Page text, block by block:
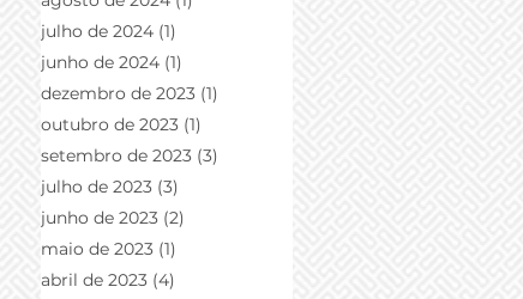
julho de 2024 (1)
junho de 2024 (1)
dezembro de 2023 (1)
outubro de 2023 (1)
setembro de 2023 (3)
julho de 2023 (3)
junho de 2023 (2)
maio de 2023 (1)
abril de 2023 (4)